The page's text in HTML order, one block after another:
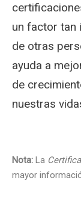
un factor tan
de otras
ayuda a
de
nuestras
Nota: La
mayor